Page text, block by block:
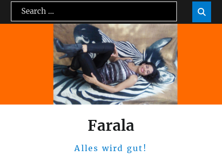
Search
for:

Farala
Alles wird gut!